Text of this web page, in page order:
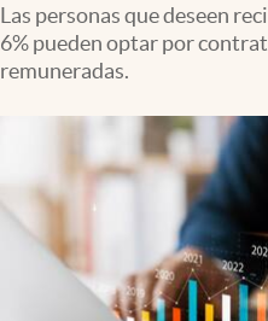
Las personas que deseen
6% pueden optar por
remuneradas.